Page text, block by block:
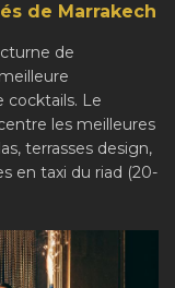
de Marrakech
de
cocktails. Le
les meilleures
terrasses design,
en taxi du riad (20-